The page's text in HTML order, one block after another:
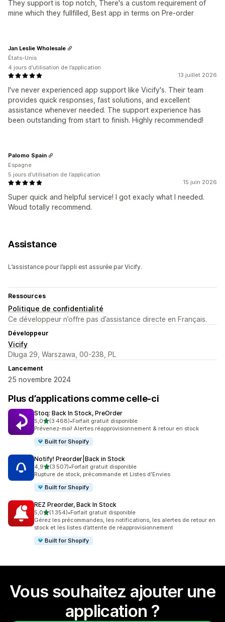
They support is top notch, There's a custom requirement of
mine which they fullfilled, Best app in terms on Pre-order
13 juillet 2026
I've never experienced app support like Vicify's. Their team
provides quick responses, fast solutions, and excellent
assistance whenever needed. The support experience has
been outstanding from start to finish. Highly recommended!
Jan Leslie Wholesale
États-Unis
4 jours d’utilisation de l’application
15 juin 2026
Super quick and helpful service! I got exacly what I needed.
Woud totally recommend.
Palomo Spain
Espagne
5 jours d’utilisation de l’application
Assistance
L’assistance pour l’appli est assurée par Vicify.
Ressources
Politique de confidentialité
Ce développeur n’offre pas d’assistance directe en Français.
Développeur
Vicify
Długa 29, Warszawa, 00-238, PL
Lancement
25 novembre 2024
Plus d’applications comme celle-ci
Stoq: Back In Stock, PreOrder
5,0étoile(s) sur 5
(3 468)
3468 avis au total
•Forfait gratuit disponible
Prévenez-moi! Alertes réapprovisionnement & retour en stock
Built for Shopify
Notify! Preorder|Back in Stock
4,9étoile(s) sur 5
(3 507)
3507 avis au total
•Forfait gratuit disponible
Rupture de stock, précommande et Listes d'Envies
Built for Shopify
REZ Preorder, Back In Stock
5,0étoile(s) sur 5
(1 354)
1354 avis au total
•Forfait gratuit disponible
Gérez les précommandes, les notifications, les alertes de retour en
stock et les listes d’attente de réapprovisionnement
Built for Shopify
Vous souhaitez ajouter une
application ?